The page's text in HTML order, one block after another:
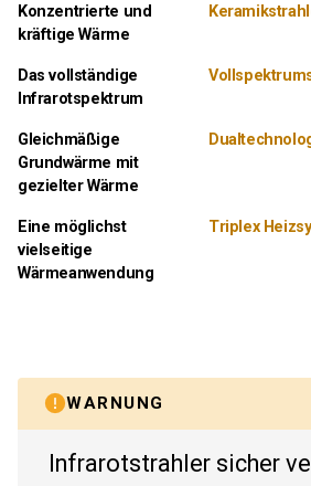
Konzentrierte und
kräftige Wärme
Das vollständige
Infrarotspektrum
Gleichmäßige
Grundwärme mit
gezielter Wärme
Eine möglichst
vielseitige
Wärmeanwendung
Triplex
WARNUNG
Infrarotstrahler sicher